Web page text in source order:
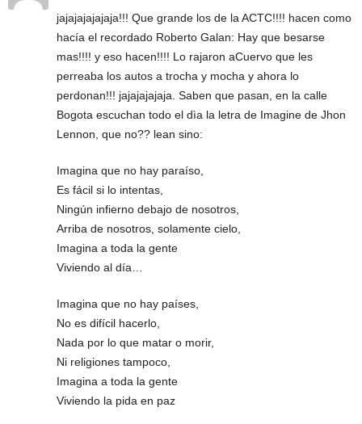
jajajajajajaja!!! Que grande los de la ACTC!!!! hacen como
hacía el recordado Roberto Galan: Hay que besarse
mas!!!! y eso hacen!!!! Lo rajaron aCuervo que les
perreaba los autos a trocha y mocha y ahora lo
perdonan!!! jajajajajaja. Saben que pasan, en la calle
Bogota escuchan todo el dìa la letra de Imagine de Jhon
Lennon, que no?? lean sino:
Imagina que no hay paraíso,
Es fácil si lo intentas,
Ningún infierno debajo de nosotros,
Arriba de nosotros, solamente cielo,
Imagina a toda la gente
Viviendo al día…
Imagina que no hay países,
No es difícil hacerlo,
Nada por lo que matar o morir,
Ni religiones tampoco,
Imagina a toda la gente
Viviendo la pida en paz